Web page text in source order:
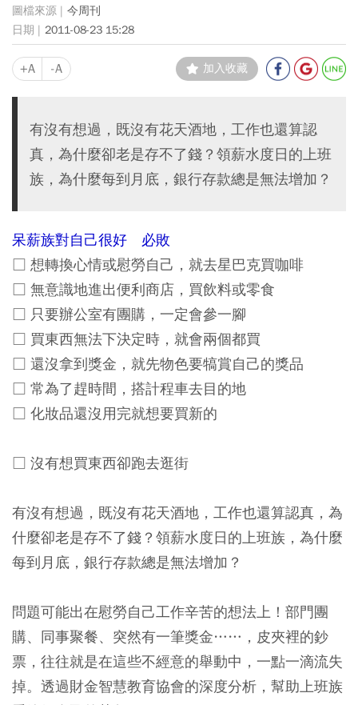
今周刊
2011-08-23 15:28
+A -A 加入收藏
有沒有想過，既沒有花天酒地，工作也還算認
真，為什麼卻老是存不了錢？領薪水度日的上班
族，為什麼每到月底，銀行存款總是無法增加？
呆薪族對自己很好 必敗
□ 想轉換心情或慰勞自己，就去星巴克買咖啡
□ 無意識地進出便利商店，買飲料或零食
□ 只要辦公室有團購，一定會參一腳
□ 買東西無法下決定時，就會兩個都買
□ 還沒拿到獎金，就先物色要犒賞自己的獎品
□ 常為了趕時間，搭計程車去目的地
□ 化妝品還沒用完就想要買新的
□ 沒有想買東西卻跑去逛街
有沒有想過，既沒有花天酒地，工作也還算認真，為
什麼卻老是存不了錢？領薪水度日的上班族，為什麼
每到月底，銀行存款總是無法增加？
問題可能出在慰勞自己工作辛苦的想法上！部門團
購、同事聚餐、突然有一筆獎金……，皮夾裡的鈔
票，往往就是在這些不經意的舉動中，一點一滴流失
掉。透過財金智慧教育協會的深度分析，幫助上班族